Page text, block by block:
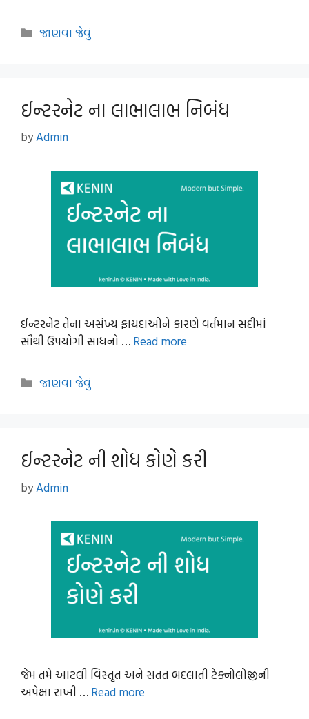
Categories
જાણવા જેવું
ઈન્ટરનેટ ના લાભાલાભ નિબંધ
byAdmin
ઈન્ટરનેટ તેના અસંખ્ય ફાયદાઓને કારણે વર્તમાન સદીમાં
સૌથી ઉપયોગી સાધનો … Read more
Categories
જાણવા જેવું
ઈન્ટરનેટ ની શોધ કોણે કરી
byAdmin
જેમ તમે આટલી વિસ્તૃત અને સતત બદલાતી ટેક્નોલોજીની
અપેક્ષા રાખી … Read more